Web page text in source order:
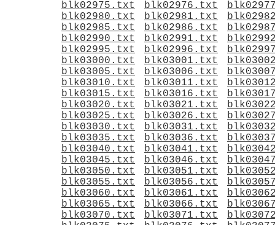
blk02975.txt
blk02976.txt
blk02980.txt
blk02981.txt
blk02985.txt
blk02986.txt
blk02990.txt
blk02991.txt
blk02995.txt
blk02996.txt
blk03000.txt
blk03001.txt
blk03005.txt
blk03006.txt
blk03010.txt
blk03011.txt
blk03015.txt
blk03016.txt
blk03020.txt
blk03021.txt
blk03025.txt
blk03026.txt
blk03030.txt
blk03031.txt
blk03035.txt
blk03036.txt
blk03040.txt
blk03041.txt
blk03045.txt
blk03046.txt
blk03050.txt
blk03051.txt
blk03055.txt
blk03056.txt
blk03060.txt
blk03061.txt
blk03065.txt
blk03066.txt
blk03070.txt
blk03071.txt